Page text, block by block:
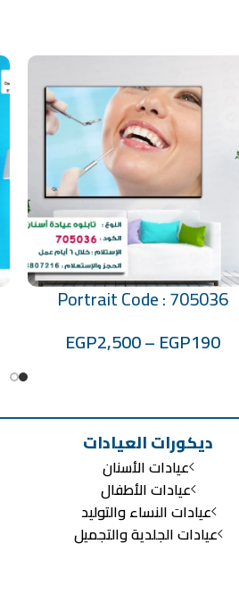
أحد الخيارات
Portrait Code : 705036
EGP190
–
EGP2,500
ديكورات العيادات
عيادات الأسنان
عيادات الأطفال
عيادات النساء والتوليد
عيادات الجلدية والتجميل